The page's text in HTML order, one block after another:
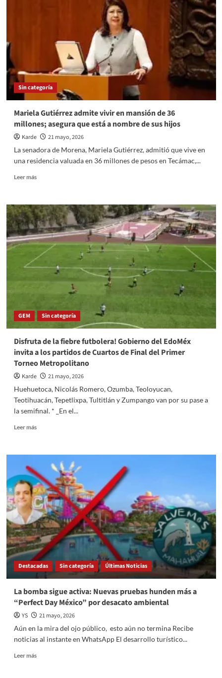
expansión
territorial
proyecto
en
Mahahual
Sin categoría
Mariela Gutiérrez admite vivir en mansión de 36
millones; asegura que está a nombre de sus hijos
Karde
21 mayo, 2026
La senadora de Morena, Mariela Gutiérrez, admitió que vive en
una residencia valuada en 36 millones de pesos en Tecámac,...
Leer másRead
Mariela
Gutiérrez
admite
vivir
en
mansión
de
36
sus
hijos
GEM Sin categoría
Disfruta de la fiebre futbolera! Gobierno del EdoMéx
invita a los partidos de Cuartos de Final del Primer
Torneo Metropolitano
Karde
21 mayo, 2026
Huehuetoca, Nicolás Romero, Ozumba, Teoloyucan,
Teotihuacán, Tepetlixpa, Tultitlán y Zumpango van por su pase a
la semifinal. * _En el...
Leer másRead
Disfruta
la
fiebre
futbolera!
Gobierno
del
EdoMéx
invita
a
los
partidos
de
Cuartos
Final
del
Primer
Metropolitano
Destacadas Sin categoría Últimas Noticias
La bomba sigue activa: Nuevas pruebas hunden más a
“Perfect Day México” por desacato ambiental
YS
21 mayo, 2026
Aún en la mira del ojo público, esto aún no termina Recibe
noticias al instante en WhatsApp El desarrollo turístico...
Leer másRead